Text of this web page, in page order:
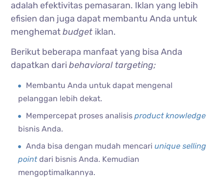
adalah efektivitas pemasaran. Iklan yang lebih
efisien dan juga dapat membantu Anda untuk
menghematbudget iklan.
Berikut beberapa manfaat yang bisa Anda
dapatkan daribehavioral targeting;
Membantu Anda untuk dapat mengenal
pelanggan lebih dekat.
Mempercepat proses analisis product knowledge
bisnis Anda.
Anda bisa dengan mudah mencariunique selling
point dari bisnis Anda. Kemudian
mengoptimalkannya.